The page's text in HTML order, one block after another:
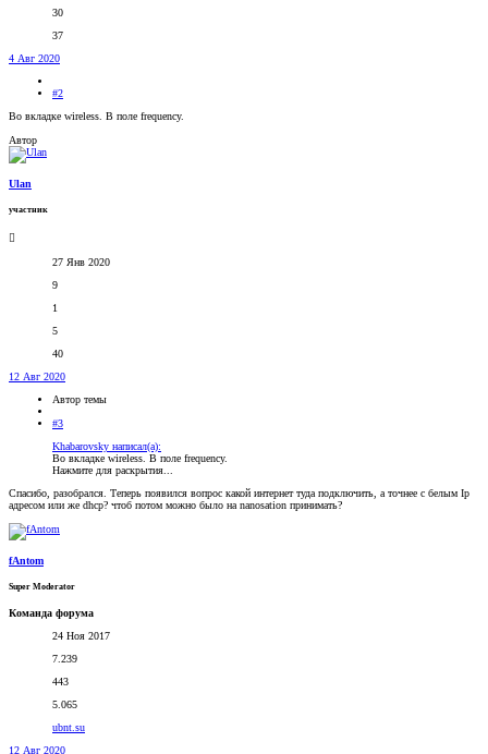
30
37
4 Авг 2020
#2
Во вкладке wireless. В поле frequency.
Автор
Ulan
участник
27 Янв 2020
9
1
5
40
12 Авг 2020
Автор темы
#3
Khabarovsky написал(а):
Во вкладке wireless. В поле frequency.
Нажмите для раскрытия...
Спасибо, разобрался. Теперь появился вопрос какой интернет туда подключить, а точнее с белым Ip
адресом или же dhcp? чтоб потом можно было на nanosation принимать?
fAntom
Super Moderator
Команда форума
24 Ноя 2017
7.239
443
5.065
ubnt.su
12 Авг 2020